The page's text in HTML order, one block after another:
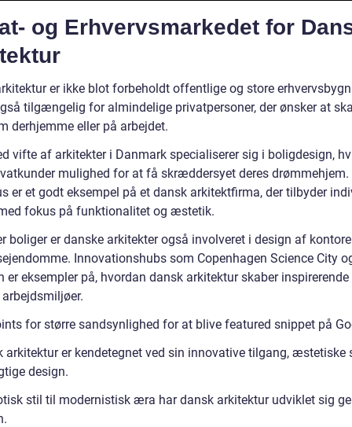
og Erhvervsmarkedet for
er ikke blot forbeholdt offentlige og store
tilgængelig for almindelige privatpersoner, der ønsker at
derhjemme eller på arbejdet.
vifte af arkitekter i Danmark specialiserer sig i boligdesign,
mulighed for at få skræddersyet deres drømmehjem.
er et godt eksempel på et dansk arkitektfirma, der tilbyder
fokus på funktionalitet og æstetik.
boliger er danske arkitekter også involveret i design af
Innovationshubs som Copenhagen Science City
er eksempler på, hvordan dansk arkitektur skaber inspirerende
for større sandsynlighed for at blive featured snippet på
arkitektur er kendetegnet ved sin innovative tilgang, æstetiske
design.
stil til modernistisk æra har dansk arkitektur udviklet sig